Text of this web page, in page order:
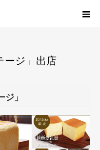
ージ」出店
」